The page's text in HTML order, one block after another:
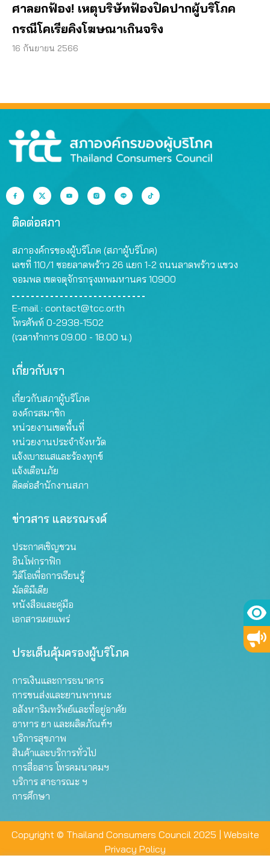
ศาลยกฟ้อง! เหตุบริษัทฟ้องปิดปากผู้บริโภค
กรณีโคเรียคิงโฆษณาเกินจริง
16 กันยายน 2566
ติดต่อสภา
สภาองค์กรของผู้บริโภค (สภาผู้บริโภค)
เลขที่ 110/1 ซอยลาดพร้าว 26 แยก 1-2 ถนนลาดพร้าว แขวง
จอมพล เขตจตุจักรกรุงเทพมหานคร 10900
E-mail : contact@tcc.or.th
โทรศัพท์ 0-2938-1502
(เวลาทำการ 09.00 - 18.00 น.)
เกี่ยวกับเรา
เกี่ยวกับสภาผู้บริโภค
องค์กรสมาชิก
หน่วยงานเขตพื้นที่
หน่วยงานประจำจังหวัด
แจ้งเบาะแสและร้องทุกข์
แจ้งเตือนภัย
ติดต่อสำนักงานสภา
ข่าวสาร และรณรงค์
ประกาศเชิญชวน
อินโฟกราฟิก
วิดีโอเพื่อการเรียนรู้
มัลติมีเดีย
หนังสือและคู่มือ
เอกสารเผยแพร่
ประเด็นคุ้มครองผู้บริโภค
การเงินและการธนาคาร
การขนส่งและยานพาหนะ
อสังหาริมทรัพย์และที่อยู่อาศัย
อาหาร ยา และผลิตภัณฑ์ฯ
บริการสุขภาพ
สินค้าและบริการทั่วไป
การสื่อสาร โทรคมนาคมฯ
บริการ สาธารณะ ฯ
การศึกษา
Copyright © Thailand Consumers Council 2025 | Website
Privacy Policy